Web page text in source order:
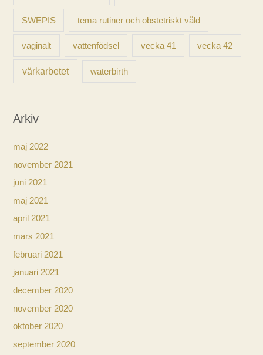
SWEPIS tema rutiner och obstetriskt våld
vaginalt vattenfödsel vecka 41 vecka 42
värkarbetet waterbirth
Arkiv
maj 2022
november 2021
juni 2021
maj 2021
april 2021
mars 2021
februari 2021
januari 2021
december 2020
november 2020
oktober 2020
september 2020